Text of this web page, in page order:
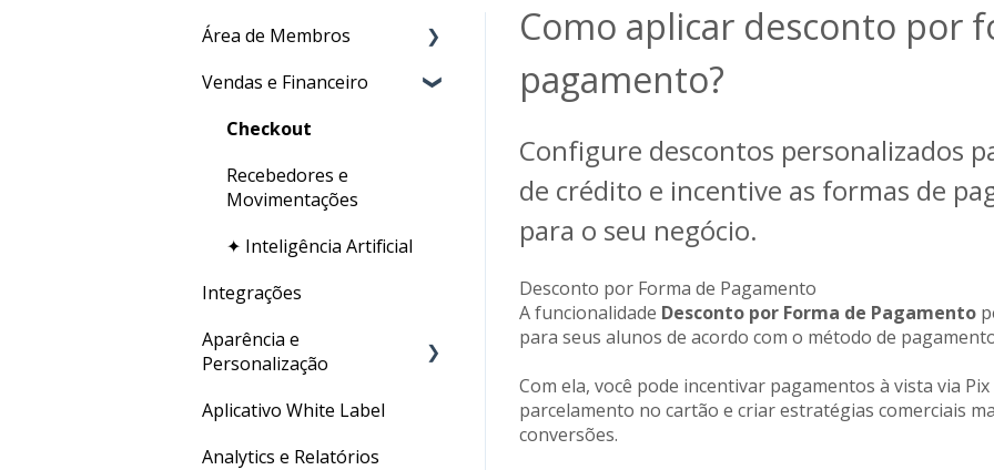
Como aplicar desconto por
pagamento?
Configure descontos personalizados
de crédito e incentive as formas de
para o seu negócio.
Desconto por Forma de Pagamento
A funcionalidade Desconto por Forma de Pagamento
para seus alunos de acordo com o método de
Com ela, você pode incentivar pagamentos à vista via
parcelamento no cartão e criar estratégias comerciais
conversões.
Área de Membros
Criação de conteúdo
Certificado
Gestão de usuários
Vendas e Financeiro
Checkout
Recebedores e
Movimentações
✦ Inteligência Artificial
Integrações
Aparência e
Personalização
URL Personalizada
Personalizações Gerais
Aplicativo White Label
Analytics e Relatórios